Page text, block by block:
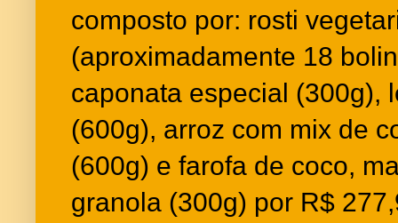
composto por: rosti
(aproximadamente 18
caponata especial (300g),
(600g), arroz com mix de
(600g) e farofa de coco,
granola (300g) por R$